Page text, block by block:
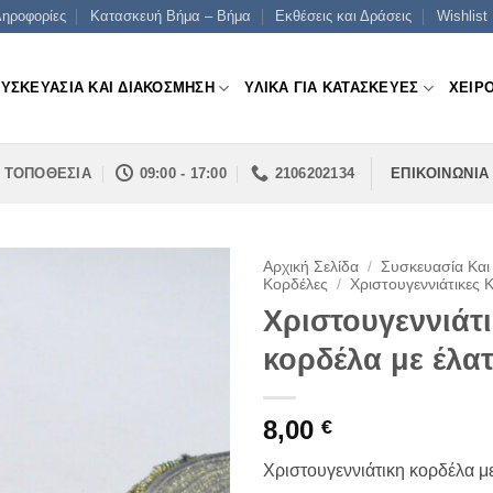
Κατασκευή Βήμα – Βήμα Εκθέσεις και Δράσεις Wishlist
ΚΑΙ ΔΙΑΚΟΣΜΗΣΗ ΥΛΙΚΑ ΓΙΑ ΚΑΤΑΣΚΕΥΕΣ
ΤΟΠΟΘΕΣΙΑ 09:00 - 17:00 2106202134 ΕΠΙΚΟΙΝΩΝΙΑ
Αρχική Σελίδα / Συσκευασία
Κορδέλες
/ Χριστουγεννιάτικες
κορδέλα με
8,00 €
Χριστουγεννιάτικη κορδέλα